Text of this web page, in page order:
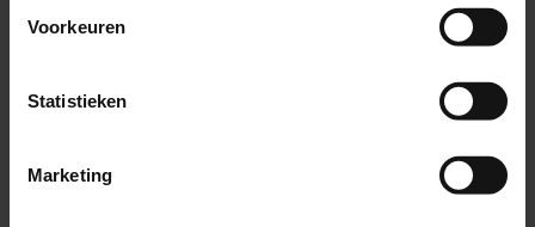
Voorkeuren
Statistieken
Marketing
Waarom heeft het spoor zoveel last van
Waarom rijden er geen treinen bij sneeuw?